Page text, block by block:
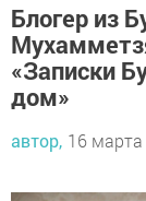
Блогер из
«Записки
дом»
автор, 16 марта